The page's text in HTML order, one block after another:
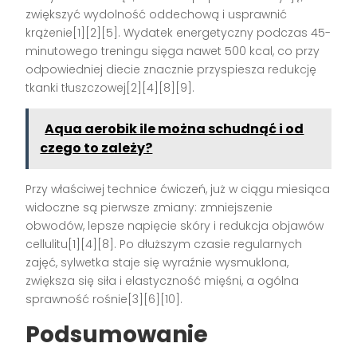
zwiększyć wydolność oddechową i usprawnić
krążenie[1][2][5]. Wydatek energetyczny podczas 45-
minutowego treningu sięga nawet 500 kcal, co przy
odpowiedniej diecie znacznie przyspiesza redukcję
tkanki tłuszczowej[2][4][8][9].
Aqua aerobik ile można schudnąć i od
czego to zależy?
Przy właściwej technice ćwiczeń, już w ciągu miesiąca
widoczne są pierwsze zmiany: zmniejszenie
obwodów, lepsze napięcie skóry i redukcja objawów
cellulitu[1][4][8]. Po dłuższym czasie regularnych
zajęć, sylwetka staje się wyraźnie wysmuklona,
zwiększa się siła i elastyczność mięśni, a ogólna
sprawność rośnie[3][6][10].
Podsumowanie